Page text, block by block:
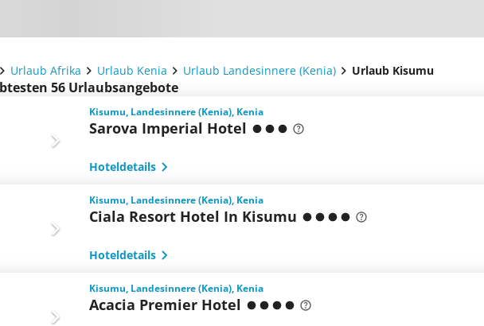
Urlaub Afrika Urlaub Kenia Urlaub Landesinnere (Kenia) Urlaub Kisumu
56 Urlaubsangebote
Kisumu, Landesinnere (Kenia), Kenia
Sarova Imperial Hotel
Hoteldetails
Kisumu, Landesinnere (Kenia), Kenia
Ciala Resort Hotel In Kisumu
Hoteldetails
Kisumu, Landesinnere (Kenia), Kenia
Acacia Premier Hotel